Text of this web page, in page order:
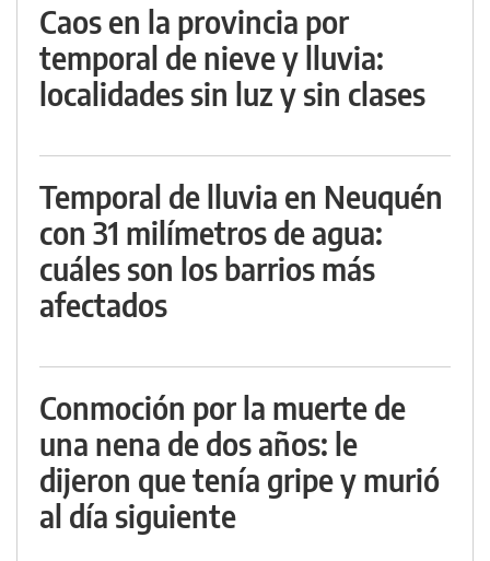
Caos en la provincia por
temporal de nieve y lluvia:
localidades sin luz y sin clases
Temporal de lluvia en Neuquén
con 31 milímetros de agua:
cuáles son los barrios más
afectados
Conmoción por la muerte de
una nena de dos años: le
dijeron que tenía gripe y murió
al día siguiente